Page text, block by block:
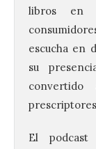
libros en
escucha en
su
El